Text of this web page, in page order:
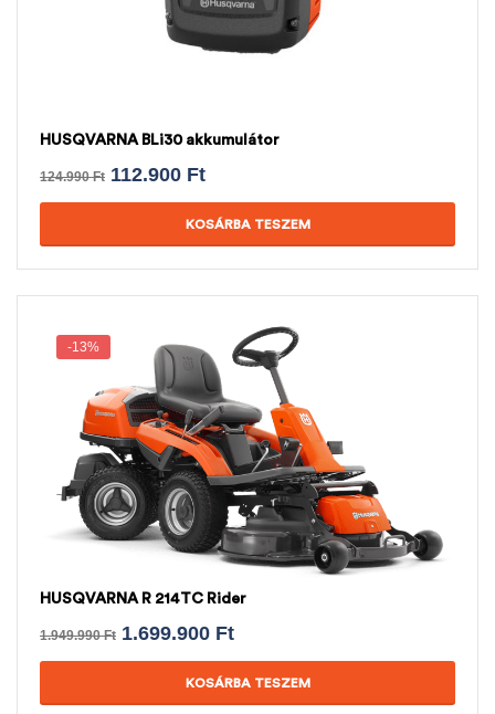
HUSQVARNA BLi30 akkumulátor
124.990Ft 112.900 Ft
KOSÁRBA TESZEM
-13%
HUSQVARNA R 214TC Rider
1.949.990Ft 1.699.900 Ft
KOSÁRBA TESZEM